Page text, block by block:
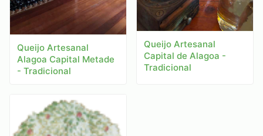
Queijo Artesanal
Alagoa Capital Metade
- Tradicional
Queijo Artesanal
Capital de Alagoa -
Tradicional